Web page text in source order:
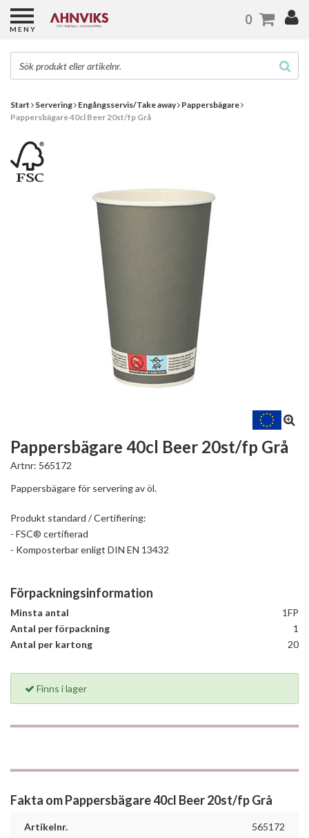
Start Servering Engångsservis/Take away Pappersbägare
Pappersbägare 40cl Beer 20st/fp Grå
Pappersbägare 40cl Beer 20st/fp Grå
Artnr: 565172
Pappersbägare för servering av öl.
Produkt standard / Certifiering:
- FSC® certifierad
- Komposterbar enligt DIN EN 13432
Förpackningsinformation
Minsta antal
1FP
Antal per förpackning
1
Antal per kartong
20
Finns i lager
Fakta om Pappersbägare 40cl Beer 20st/fp Grå
Artikelnr. 565172
MENY
0